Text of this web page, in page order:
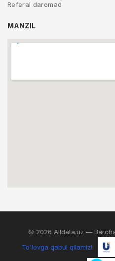
Referal daromad
MANZIL
© 2026 Alldata.uz —
To'lovga qabul qilamiz!